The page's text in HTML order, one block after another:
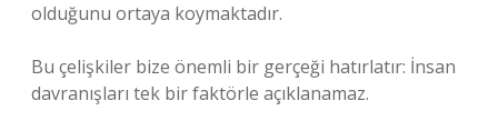
olduğunu ortaya koymaktadır.
Bu çelişkiler bize önemli bir gerçeği hatırlatır: İnsan
davranışları tek bir faktörle açıklanamaz.